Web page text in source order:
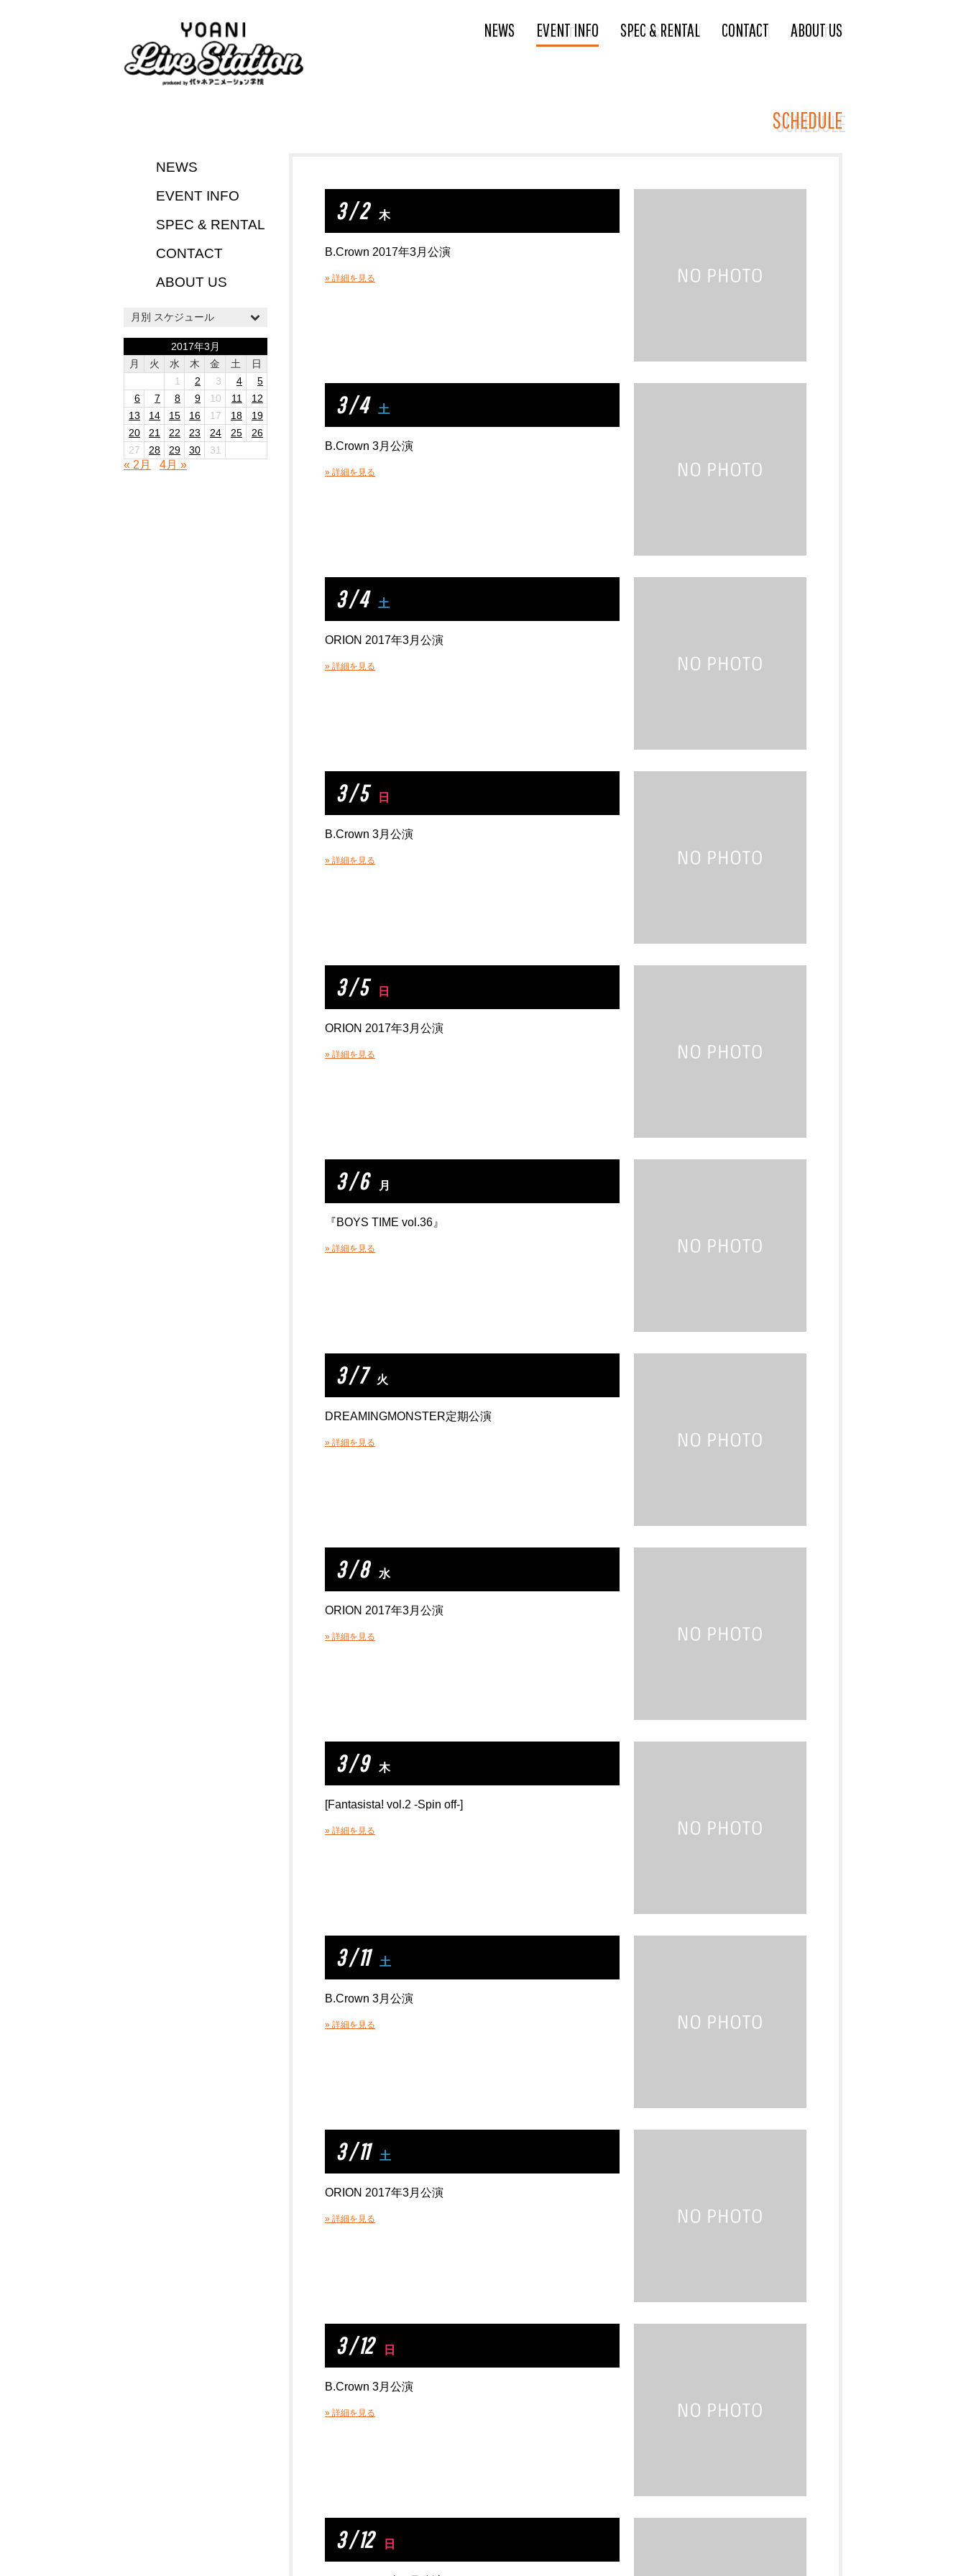
NEWS EVENT INFO SPEC & RENTAL CONTACT ABOUT US
SCHEDULE
NEWS
EVENT INFO
SPEC & RENTAL
CONTACT
ABOUT US
月別 スケジュール
2017年3月
月
火 水 木 金 土
日
1
2 3 4
5
6
7 8 9 10 11
12
13
14 15 16 17 18
19
20
21 22 23 24 25
26
27
28 29 30 31
« 2月 4月 »
3 / 2 木
B.Crown 2017年3月公演
» 詳細を見る
3 / 4 土
B.Crown 3月公演
» 詳細を見る
3 / 4 土
ORION 2017年3月公演
» 詳細を見る
3 / 5 日
B.Crown 3月公演
» 詳細を見る
3 / 5 日
ORION 2017年3月公演
» 詳細を見る
3 / 6 月
『BOYS TIME vol.36』
» 詳細を見る
3 / 7 火
DREAMINGMONSTER定期公演
» 詳細を見る
3 / 8 水
ORION 2017年3月公演
» 詳細を見る
3 / 9 木
[Fantasista! vol.2 -Spin off-]
» 詳細を見る
3 / 11 土
B.Crown 3月公演
» 詳細を見る
3 / 11 土
ORION 2017年3月公演
» 詳細を見る
3 / 12 日
B.Crown 3月公演
» 詳細を見る
3 / 12 日